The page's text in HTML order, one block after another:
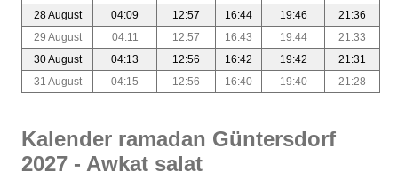
28 August
04:09 12:57 16:44 19:46
21:36
29 August
04:11 12:57 16:43 19:44
21:33
30 August
04:13 12:56 16:42 19:42
21:31
31 August
04:15 12:56 16:40 19:40 21:28
Kalender ramadan Güntersdorf
2027 - Awkat salat